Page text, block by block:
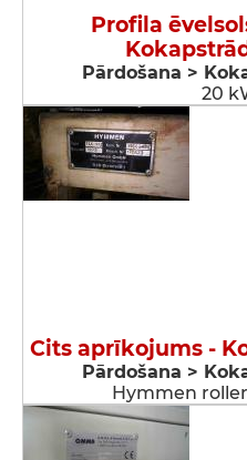
Profila
Pārdošana >
20
Cits aprīkojums -
Pārdošana >
Hymmen roller